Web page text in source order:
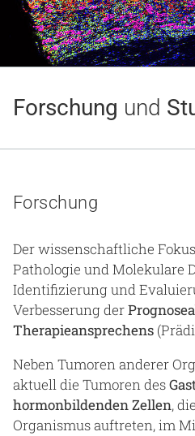
Startseite
Kliniken & Einrichtungen
Anreise
Forschung und
Forschung
Der wissenschaftliche
Pathologie und Molekulare
Identifizierung und
Verbesserung der
Therapieansprechens
Neben Tumoren anderer
aktuell die Tumoren des
hormonbildenden Zellen,
Organismus auftreten, im